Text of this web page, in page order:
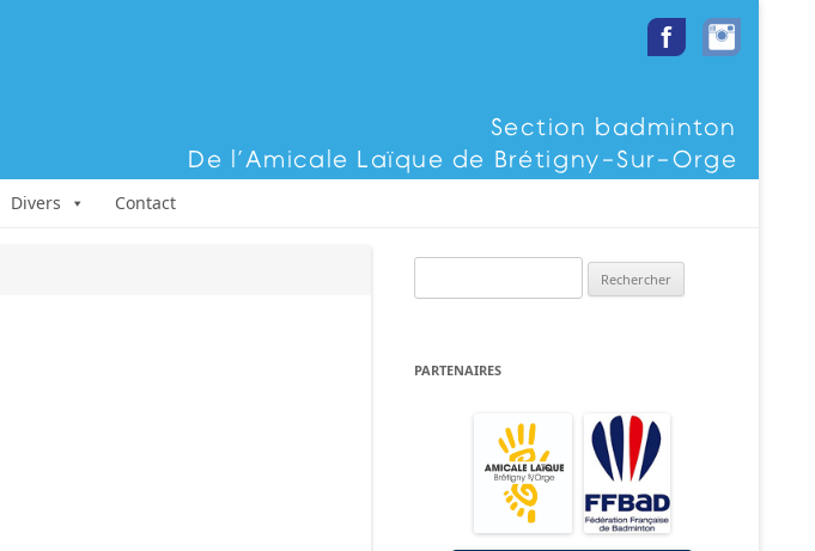
Aller au contenu
Divers Contact
PARTENAIRES